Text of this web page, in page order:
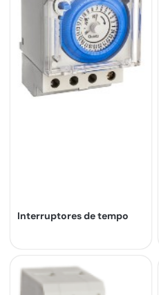
Interruptores de tempo